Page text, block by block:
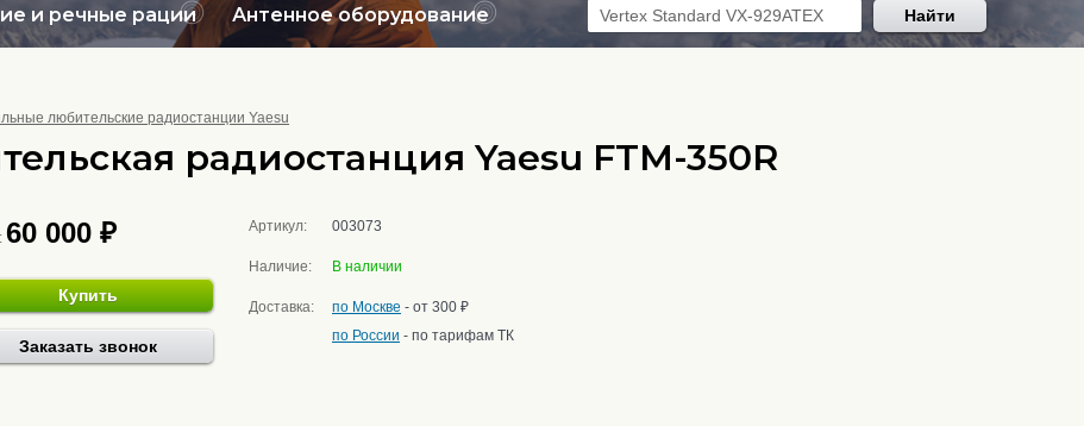
и речные рации Антенное оборудование Найти
любительские радиостанции Yaesu
радиостанция Yaesu FTM-350R
60 000 ₽
Купить
Заказать звонок
Артикул: 003073
Наличие: В наличии
Доставка: по Москве - от 300 ₽
по России - по тарифам ТК